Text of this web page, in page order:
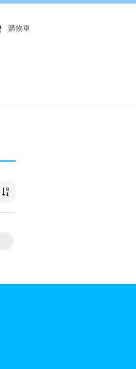
購物車